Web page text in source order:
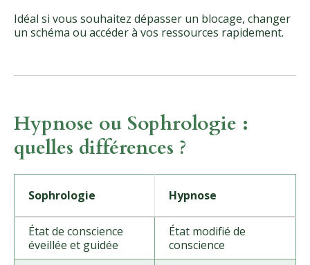
Idéal si vous souhaitez dépasser un blocage, changer
un schéma ou accéder à vos ressources rapidement.
Hypnose ou Sophrologie :
quelles différences ?
Sophrologie Hypnose
État de conscience
éveillée et guidée
État modifié de
conscience